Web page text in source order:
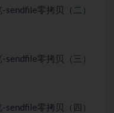
零拷贝（二）
零拷贝（三）
零拷贝（四）